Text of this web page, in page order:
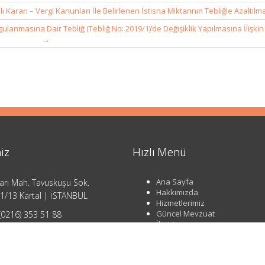
– Vergi Kanunları İle Belirlenen İstisna Miktarının Tebliğle
Dair Tebliğ (Tebliğ No: 2019/1)’de Değişiklik Yapılmasına
→
Mah. Tavuskuşu Sok.
13 Kartal | İSTANBUL
353 51 88
Hızlı Menü
Ana Sayfa
Hakkımızda
Hizmetlerimiz
Güncel Mevzuat
İletişim